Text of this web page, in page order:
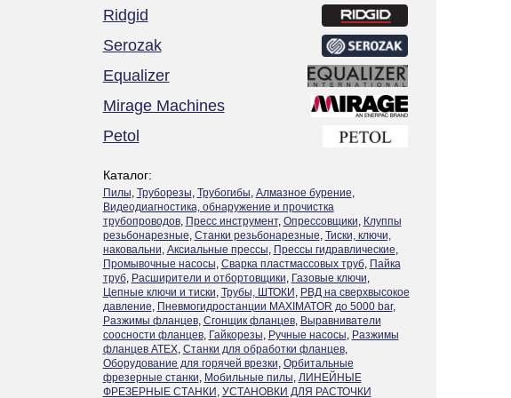
Ridgid
Serozak
Equalizer
Mirage Machines
Petol
Каталог:
Пилы, Труборезы, Трубогибы, Алмазное бурение,
Видеодиагностика, обнаружение и прочистка
трубопроводов, Пресс инструмент, Опрессовщики, Клуппы
резьбонарезные, Станки резьбонарезные, Тиски, ключи,
наковальни, Аксиальные прессы, Прессы гидравлические,
Промывочные насосы, Сварка пластмассовых труб, Пайка
труб, Расширители и отбортовщики, Газовые ключи,
Цепные ключи и тиски, Трубы, ШТОКИ, РВД на сверхвысокое
давление, Пневмогидростанции MAXIMATOR до 5000 bar,
Разжимы фланцев, Сгонщик фланцев, Выравниватели
соосности фланцев, Гайкорезы, Ручные насосы, Разжимы
фланцев ATEX, Станки для обработки фланцев,
Оборудование для горячей врезки, Орбитальные
фрезерные станки, Мобильные пилы, ЛИНЕЙНЫЕ
ФРЕЗЕРНЫЕ СТАНКИ, УСТАНОВКИ ДЛЯ РАСТОЧКИ